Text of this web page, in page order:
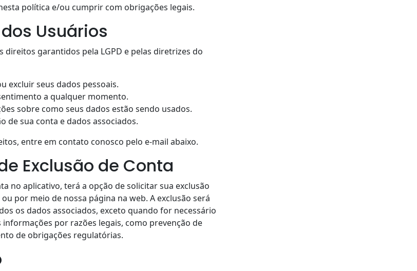
política e/ou cumprir com obrigações legais.
Usuários
direitos garantidos pela LGPD e pelas diretrizes do
excluir seus dados pessoais.
a qualquer momento.
sobre como seus dados estão sendo usados.
de sua conta e dados associados.
entre em contato conosco pelo e-mail abaixo.
Exclusão de Conta
no aplicativo, terá a opção de solicitar sua exclusão
por meio de nossa página na web. A exclusão será
os dados associados, exceto quando for necessário
por razões legais, como prevenção de
de obrigações regulatórias.